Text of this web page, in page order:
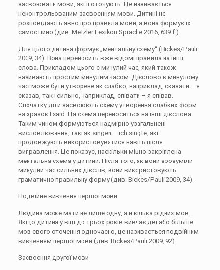
засвоювати мови, які її оточують. Це називається
неконтрольованим засвоєнням мови. Дитині не
розповідають явно про правила мови, а вона формує їх
самостійно (див. Metzler Lexikon Sprache 2016, 639 f.).
Для цього дитина формує „ментальну схему“ (Bickes/Pauli
2009, 34): Вона переносить вже відомі правила на інші
слова. Прикладом цього є минулий час, який також
називають простим минулим часом. Дієслово в минулому
часі може бути утворене як слабко, наприклад, сказати – я
сказав, так і сильно, наприклад, співати – я співав.
Спочатку діти засвоюють схему утворення слабких форм
на зразок I said. Ця схема переноситься на інші дієслова.
Таким чином формуються надмірно узагальнені
висловлювання, такі як singen – ich singte, які
продовжують використовуватися навіть після
виправлення. Це показує, наскільки міцно закріплена
ментальна схема у дитини. Після того, як вони зрозуміли
минулий час сильних дієслів, вони використовують
граматично правильну форму (див. Bickes/Pauli 2009, 34).
Подвійне вивчення першої мови
Людина може мати не лише одну, а й кілька рідних мов.
Якщо дитина у віці до трьох років вивчає дві або більше
мов свого оточення одночасно, це називається подвійним
вивченням першої мови (див. Bickes/Pauli 2009, 92).
Засвоєння другої мови